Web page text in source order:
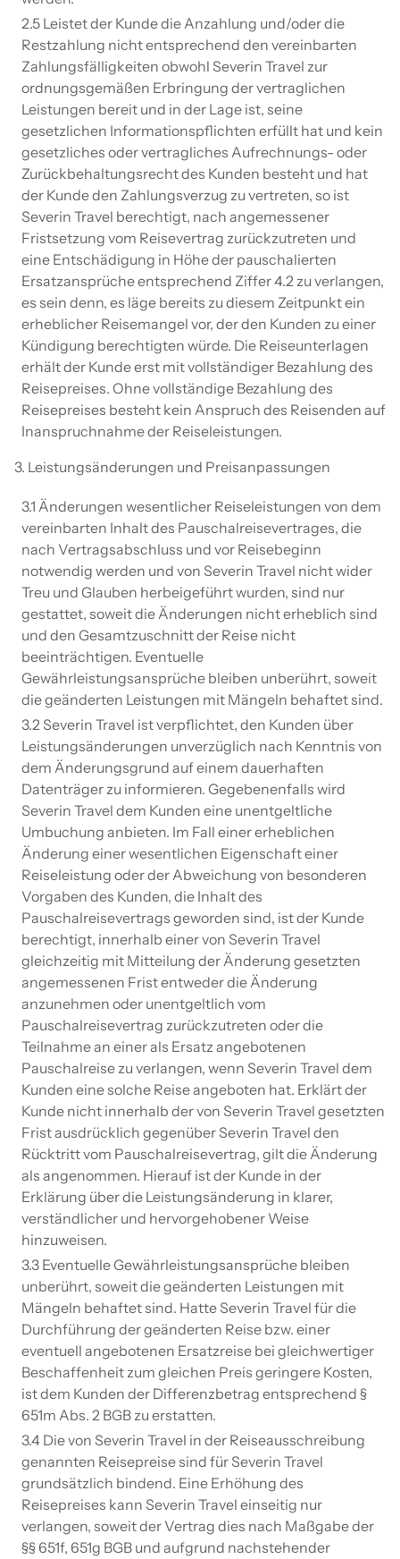
2.5 Leistet der Kunde die Anzahlung und/oder die
Restzahlung nicht entsprechend den vereinbarten
Zahlungsfälligkeiten obwohl Severin Travel zur
ordnungsgemäßen Erbringung der vertraglichen
Leistungen bereit und in der Lage ist, seine
gesetzlichen Informationspflichten erfüllt hat und kein
gesetzliches oder vertragliches Aufrechnungs- oder
Zurückbehaltungsrecht des Kunden besteht und hat
der Kunde den Zahlungsverzug zu vertreten, so ist
Severin Travel berechtigt, nach angemessener
Fristsetzung vom Reisevertrag zurückzutreten und
eine Entschädigung in Höhe der pauschalierten
Ersatzansprüche entsprechend Ziffer 4.2 zu verlangen,
es sein denn, es läge bereits zu diesem Zeitpunkt ein
erheblicher Reisemangel vor, der den Kunden zu einer
Kündigung berechtigten würde. Die Reiseunterlagen
erhält der Kunde erst mit vollständiger Bezahlung des
Reisepreises. Ohne vollständige Bezahlung des
Reisepreises besteht kein Anspruch des Reisenden auf
Inanspruchnahme der Reiseleistungen.
3. Leistungsänderungen und Preisanpassungen
3.1 Änderungen wesentlicher Reiseleistungen von dem
vereinbarten Inhalt des Pauschalreisevertrages, die
nach Vertragsabschluss und vor Reisebeginn
notwendig werden und von Severin Travel nicht wider
Treu und Glauben herbeigeführt wurden, sind nur
gestattet, soweit die Änderungen nicht erheblich sind
und den Gesamtzuschnitt der Reise nicht
beeinträchtigen. Eventuelle
Gewährleistungsansprüche bleiben unberührt, soweit
die geänderten Leistungen mit Mängeln behaftet sind.
3.2 Severin Travel ist verpflichtet, den Kunden über
Leistungsänderungen unverzüglich nach Kenntnis von
dem Änderungsgrund auf einem dauerhaften
Datenträger zu informieren. Gegebenenfalls wird
Severin Travel dem Kunden eine unentgeltliche
Umbuchung anbieten. Im Fall einer erheblichen
Änderung einer wesentlichen Eigenschaft einer
Reiseleistung oder der Abweichung von besonderen
Vorgaben des Kunden, die Inhalt des
Pauschalreisevertrags geworden sind, ist der Kunde
berechtigt, innerhalb einer von Severin Travel
gleichzeitig mit Mitteilung der Änderung gesetzten
angemessenen Frist entweder die Änderung
anzunehmen oder unentgeltlich vom
Pauschalreisevertrag zurückzutreten oder die
Teilnahme an einer als Ersatz angebotenen
Pauschalreise zu verlangen, wenn Severin Travel dem
Kunden eine solche Reise angeboten hat. Erklärt der
Kunde nicht innerhalb der von Severin Travel gesetzten
Frist ausdrücklich gegenüber Severin Travel den
Rücktritt vom Pauschalreisevertrag, gilt die Änderung
als angenommen. Hierauf ist der Kunde in der
Erklärung über die Leistungsänderung in klarer,
verständlicher und hervorgehobener Weise
hinzuweisen.
3.3 Eventuelle Gewährleistungsansprüche bleiben
unberührt, soweit die geänderten Leistungen mit
Mängeln behaftet sind. Hatte Severin Travel für die
Durchführung der geänderten Reise bzw. einer
eventuell angebotenen Ersatzreise bei gleichwertiger
Beschaffenheit zum gleichen Preis geringere Kosten,
ist dem Kunden der Differenzbetrag entsprechend §
651m Abs. 2 BGB zu erstatten.
3.4 Die von Severin Travel in der Reiseausschreibung
genannten Reisepreise sind für Severin Travel
grundsätzlich bindend. Eine Erhöhung des
Reisepreises kann Severin Travel einseitig nur
verlangen, soweit der Vertrag dies nach Maßgabe der
§§ 651f, 651g BGB und aufgrund nachstehender